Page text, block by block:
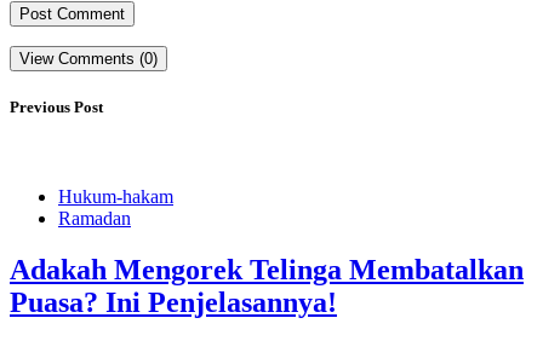
View Comments (0)
Previous Post
Hukum-hakam
Ramadan
Adakah Mengorek Telinga Membatalkan
Puasa? Ini Penjelasannya!